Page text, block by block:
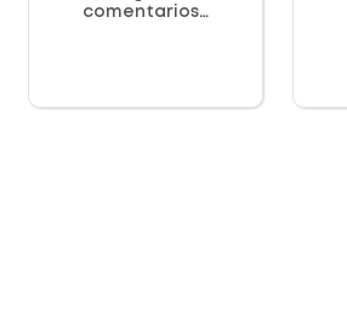
comentarios…